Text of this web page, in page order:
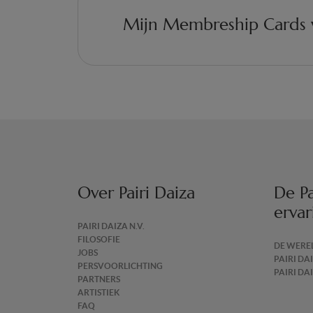
Mijn Membreship Cards
Over Pairi Daiza
PAIRI DAIZA N.V.
FILOSOFIE
JOBS
PERSVOORLICHTING
PARTNERS
ARTISTIEK
FAQ
De
DE
PAIRI
PAIRI